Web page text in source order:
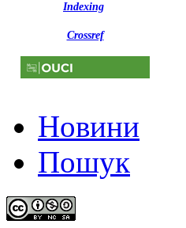
Indexing
Crossref
Новини
Пошук